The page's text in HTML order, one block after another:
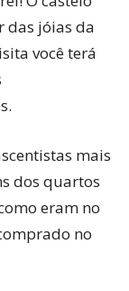
das jóias da
você terá
mais
dos quartos
eram no
no